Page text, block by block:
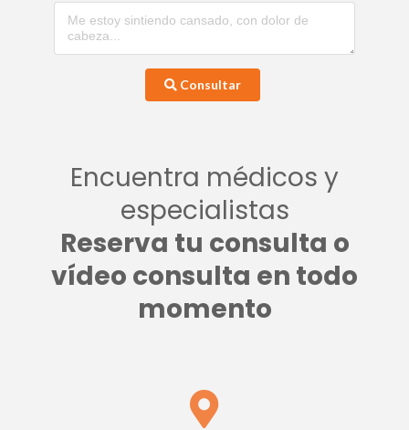
Consultar
Encuentra médicos y
especialistas
Reserva tu consulta o
vídeo consulta en todo
momento